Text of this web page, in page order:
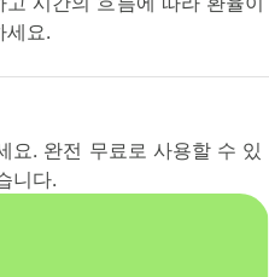
세요.
요. 완전 무료로 사용할 수 있
니다.